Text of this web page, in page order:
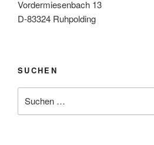
Vordermiesenbach 13
D-83324 Ruhpolding
SUCHEN
nach: